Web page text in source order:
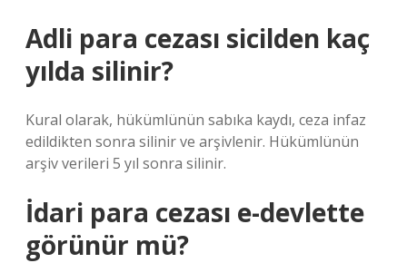
Adli para cezası sicilden kaç
yılda silinir?
Kural olarak, hükümlünün sabıka kaydı, ceza infaz
edildikten sonra silinir ve arşivlenir. Hükümlünün
arşiv verileri 5 yıl sonra silinir.
İdari para cezası e-devlette
görünür mü?